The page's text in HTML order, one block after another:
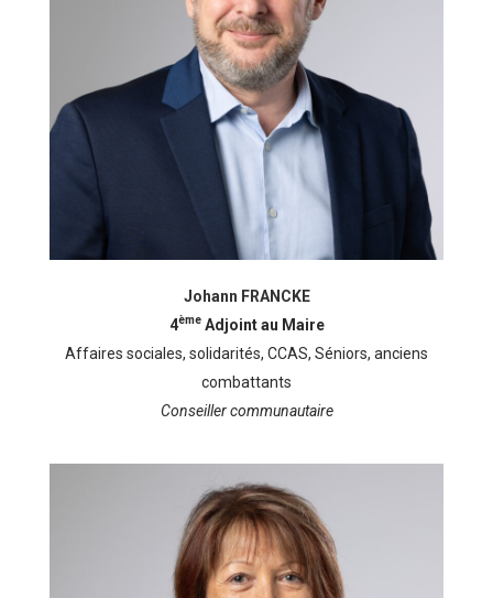
Johann FRANCKE
4èmeAdjoint au Maire
Affaires sociales, solidarités, CCAS, Séniors, anciens
combattants
Conseiller communautaire